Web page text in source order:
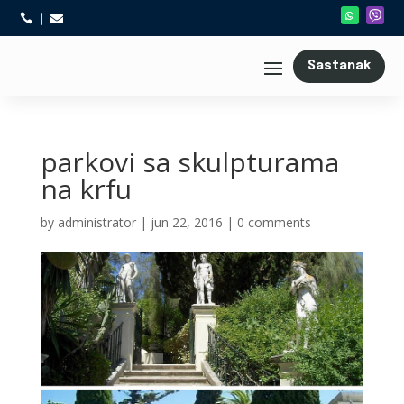
 
Sastanak
parkovi sa skulpturama
na krfu
by administrator| jun 22, 2016 | 0 comments